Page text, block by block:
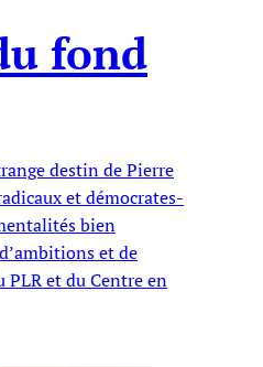
fond
destin de Pierre
et démocrates-
bien
et de
PLR et du Centre en